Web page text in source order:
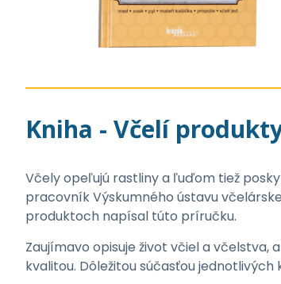
Kniha - Včelí
Včely opeľujú rastliny a ľuďom tiež
pracovník Výskumného ústavu
produktoch napísal túto príručku.
Zaujímavo opisuje život včiel a
kvalitou. Dôležitou súčasťou